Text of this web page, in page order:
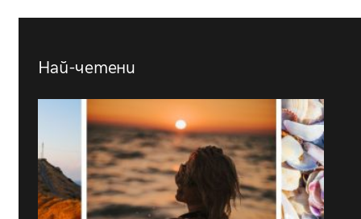
Най-четени